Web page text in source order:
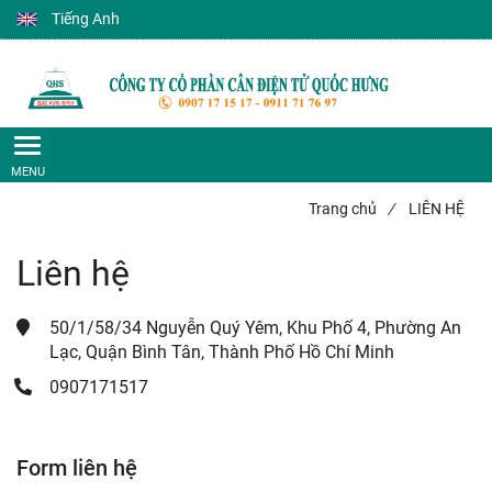
Tiếng Anh
Trang chủ / LIÊN HỆ
Liên hệ
50/1/58/34 Nguyễn Quý Yêm, Khu Phố 4, Phường An
Lạc, Quận Bình Tân, Thành Phố Hồ Chí Minh
0907171517
Form liên hệ